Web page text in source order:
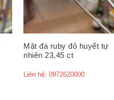
Mặt đá ruby đỏ huyết tự
nhiên 23,45 ct
Liên hệ: 0972620000